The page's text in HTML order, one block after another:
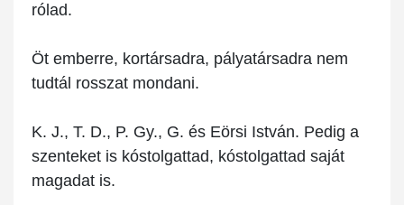
rólad.
Öt emberre, kortársadra, pályatársadra nem
tudtál rosszat mondani.
K. J., T. D., P. Gy., G. és Eörsi István. Pedig a
szenteket is kóstolgattad, kóstolgattad saját
magadat is.